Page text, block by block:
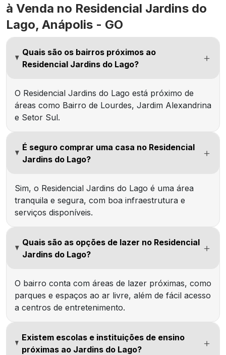
à Venda no Residencial Jardins do
Lago, Anápolis - GO
Quais são os bairros próximos ao
Residencial Jardins do Lago?
O Residencial Jardins do Lago está próximo de
áreas como Bairro de Lourdes, Jardim Alexandrina
e Setor Sul.
É seguro comprar uma casa no Residencial
Jardins do Lago?
Sim, o Residencial Jardins do Lago é uma área
tranquila e segura, com boa infraestrutura e
serviços disponíveis.
Quais são as opções de lazer no Residencial
Jardins do Lago?
O bairro conta com áreas de lazer próximas, como
parques e espaços ao ar livre, além de fácil acesso
a centros de entretenimento.
Existem escolas e instituições de ensino
próximas ao Jardins do Lago?